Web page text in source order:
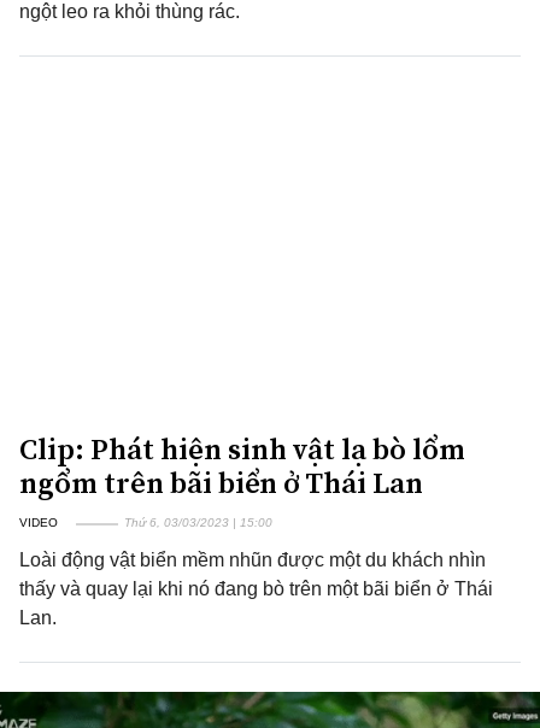
ngột leo ra khỏi thùng rác.
Clip: Phát hiện sinh vật lạ bò lổm
ngổm trên bãi biển ở Thái Lan
VIDEO Thứ 6, 03/03/2023 | 15:00
Loài động vật biển mềm nhũn được một du khách nhìn
thấy và quay lại khi nó đang bò trên một bãi biển ở Thái
Lan.